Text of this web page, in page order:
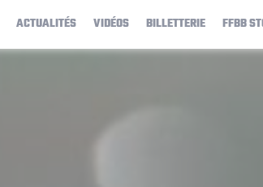
ACTUALITÉS VIDÉOS BILLETTERIE FFBB